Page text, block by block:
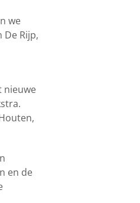
we
Rijp,
nieuwe
en de